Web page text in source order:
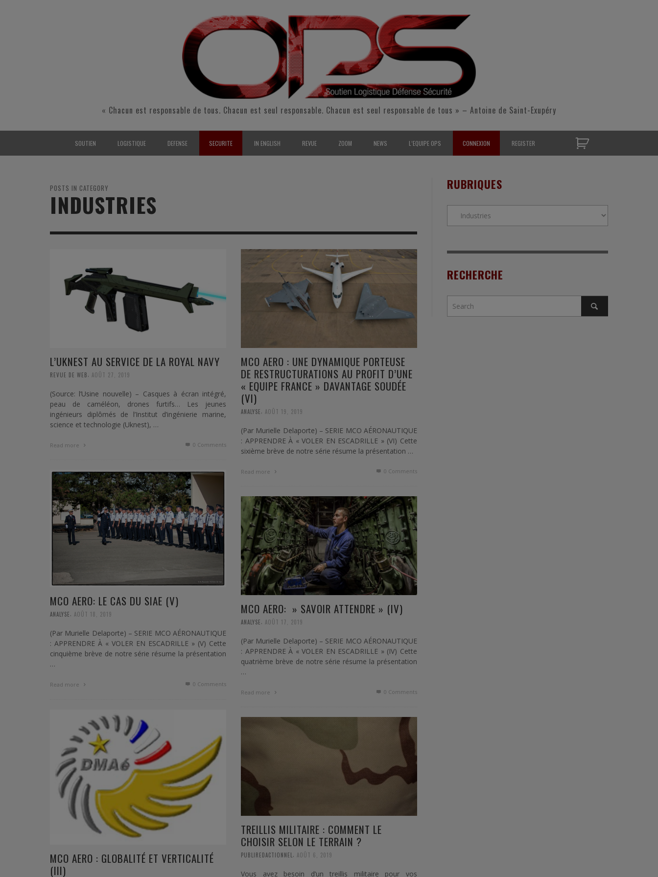
« Chacun est responsable de tous. Chacun est seul responsable. Chacun est seul responsable de tous » – Antoine de Saint-Exupéry
SOUTIEN
TERRE
SOUTIEN CARBURANT
MCO
FORMATION/ ENTRAÎNEMENT
LOGISTIQUE
AIR
ARMÉES ÉTRANGÈRES
DEFENSE
ARMÉES ÉTRANGÈRES
SECURITE IN ENGLISH
TRAINING
SURVIVAL / AUTONOMY / SPORT
INDUSTRIES
REVUE ZOOM
LE COIN DE LA « REDACCHEF »
L’ŒIL DE ROMAIN PETIT
JEUNES AUTEURS
DOCUMENTATION THÉMATIQUE
PODCAST
EVÈNEMENT
NEWS
2013
2018
2019
2020
2022
L’EQUIPE OPS
POUR NOUS CONTACTER
CONNEXION REGISTER
POSTS IN CATEGORY
INDUSTRIES
L’UKNEST AU SERVICE DE LA ROYAL NAVY
REVUE DE WEB AOÛT 27, 2019
(Source: l’Usine nouvelle) – Casques à écran intégré,
peau de caméléon, drones furtifs… Les jeunes
ingénieurs diplômés de l’Institut d’ingénierie marine,
science et technologie (Uknest), …
Read more 0 Comments
MCO AERO : UNE DYNAMIQUE PORTEUSE
DE RESTRUCTURATIONS AU PROFIT D’UNE
« EQUIPE FRANCE » DAVANTAGE SOUDÉE
(VI)
ANALYSE AOÛT 19, 2019
(Par Murielle Delaporte) – SERIE MCO AÉRONAUTIQUE
: APPRENDRE À « VOLER EN ESCADRILLE » (VI) Cette
sixième brève de notre série résume la présentation …
Read more 0 Comments
MCO AERO: LE CAS DU SIAE (V)
ANALYSE AOÛT 18, 2019
(Par Murielle Delaporte) – SERIE MCO AÉRONAUTIQUE
: APPRENDRE À « VOLER EN ESCADRILLE » (V) Cette
cinquième brève de notre série résume la présentation
…
Read more 0 Comments
MCO AERO: » SAVOIR ATTENDRE » (IV)
ANALYSE AOÛT 17, 2019
(Par Murielle Delaporte) – SERIE MCO AÉRONAUTIQUE
: APPRENDRE À « VOLER EN ESCADRILLE » (IV) Cette
quatrième brève de notre série résume la présentation
…
Read more 0 Comments
MCO AERO : GLOBALITÉ ET VERTICALITÉ
(III)
TREILLIS MILITAIRE : COMMENT LE
CHOISIR SELON LE TERRAIN ?
PUBLIREDACTIONNEL AOÛT 6, 2019
Vous avez besoin d’un treillis militaire pour vos
RUBRIQUES
RECHERCHE